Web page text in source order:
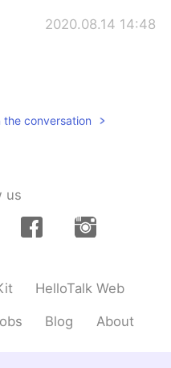
2020.08.14 14:48
he's a legend ❤
the conversation
us
HelloTalk Web
Blog About